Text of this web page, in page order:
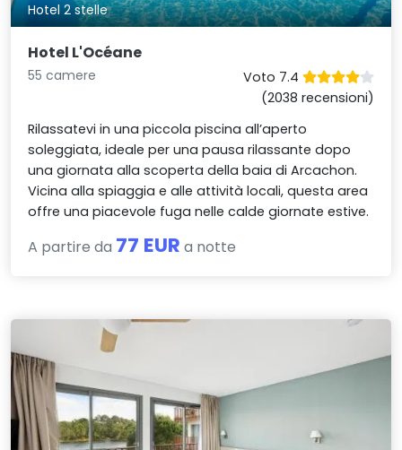
Hotel 2 stelle
Hotel L'Océane
55 camere
Voto 7.4
(2038 recensioni)
Rilassatevi in una piccola piscina all’aperto
soleggiata, ideale per una pausa rilassante dopo
una giornata alla scoperta della baia di Arcachon.
Vicina alla spiaggia e alle attività locali, questa area
offre una piacevole fuga nelle calde giornate estive.
A partire da 77 EUR a notte